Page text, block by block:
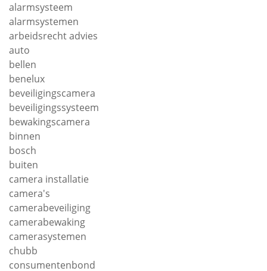
alarmsysteem
alarmsystemen
arbeidsrecht advies
auto
bellen
benelux
beveiligingscamera
beveiligingssysteem
bewakingscamera
binnen
bosch
buiten
camera installatie
camera's
camerabeveiliging
camerabewaking
camerasystemen
chubb
consumentenbond